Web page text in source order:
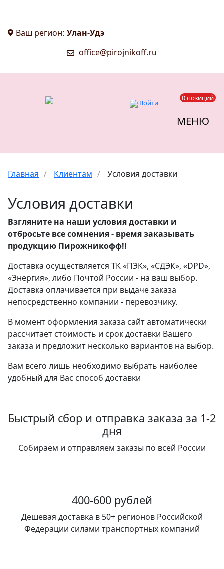
Ваш регион: Улан-Удэ
office@pirojnikoff.ru
Войти
0 позиций
МЕНЮ
Главная / Клиентам / Условия доставки
Условия доставки
Взгляните на наши условия доставки и
отбросьте все сомнения - время заказывать
продукцию Пирожникофф!!
Доставка осуществляется ТК «ПЭК», «СДЭК», «DPD»,
«Энергия», либо Почтой России - на ваш выбор.
Доставка оплачивается при выдаче заказа
непосредственно компании - перевозчику.
В момент оформления заказа сайт автоматически
рассчитает стоимость и срок доставки Вашего
заказа и предложит несколько вариантов на выбор.
Вам всего лишь необходимо выбрать наиболее
удобный для Вас способ доставки
Быстрый сбор и отправка заказа за 1-2
дня
Собираем и отправляем заказы по всей России
400-600 рублей
Дешевая доставка в 50+ регионов Российской
Федерации силами транспортных компаний